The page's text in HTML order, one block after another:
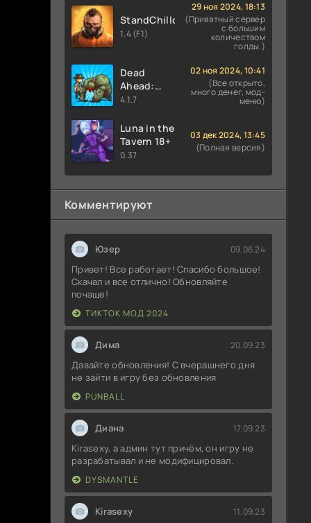
StandChillow
1.4 (F1)
29 ноя 2024, 18:13
(Приватный сервер
с большим
количеством
голды.)
Dead
Ahead:
Zombie
4.1.7
02 ноя 2024, 10:41
(Все открыто,
много денег, мод-
меню)
Luna in the
Tavern 18+
0.37
03 дек 2024, 13:45
(Полная версия)
Комментируют
Юзер 09.06.24
Привет! Все работает! Спасибо большое!
Скачал и все отлично! Обновляйте
почаще!
ТИКТОК МОД 2024
Дима 20.09.23
Давайте обновления! С вчерашнего дня
не зайти в игру без обновления
PUNBALL
Диана 17.09.23
Kirasexy, а админ тут причём, он игру не
разрабатывал и не модифицировал.
DYSMANTLE
Kirasexy 11.09.23